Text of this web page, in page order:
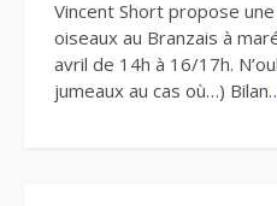
Vincent Short propose
oiseaux au Branzais à
avril de 14h à 16/17h.
jumeaux au cas où…)